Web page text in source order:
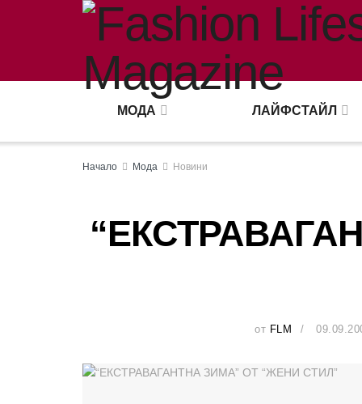
МОДА ЛАЙФСТАЙЛ
Начало Мода Новини
от FLM